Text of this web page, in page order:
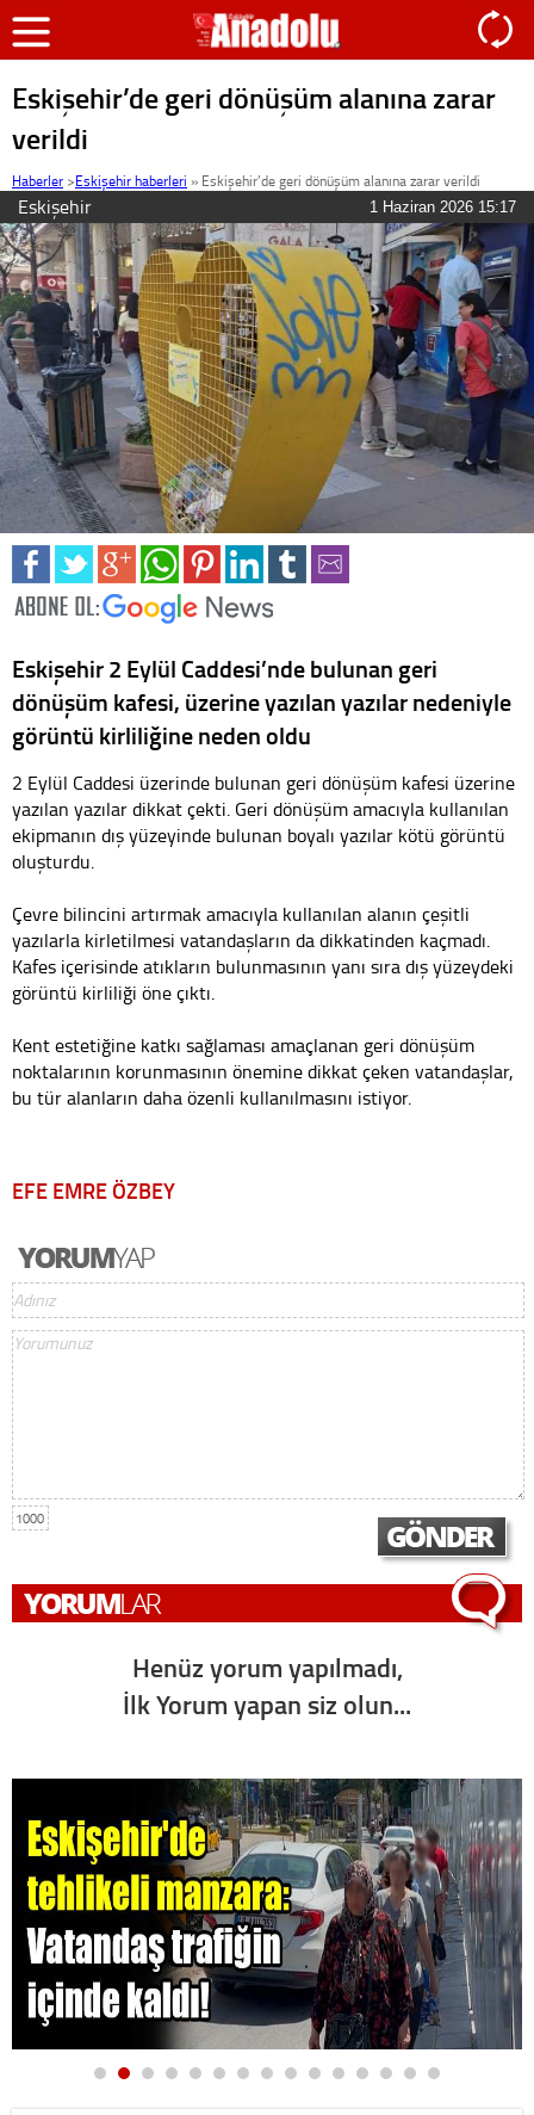
Eskişehir’de geri dönüşüm alanına zarar
verildi
Haberler >Eskişehir haberleri » Eskişehir’de geri dönüşüm alanına zarar verildi
Eskişehir 1 Haziran 2026 15:17
Eskişehir 2 Eylül Caddesi’nde bulunan geri
dönüşüm kafesi, üzerine yazılan yazılar nedeniyle
görüntü kirliliğine neden oldu
2 Eylül Caddesi üzerinde bulunan geri dönüşüm kafesi üzerine
yazılan yazılar dikkat çekti. Geri dönüşüm amacıyla kullanılan
ekipmanın dış yüzeyinde bulunan boyalı yazılar kötü görüntü
oluşturdu.
Çevre bilincini artırmak amacıyla kullanılan alanın çeşitli
yazılarla kirletilmesi vatandaşların da dikkatinden kaçmadı.
Kafes içerisinde atıkların bulunmasının yanı sıra dış yüzeydeki
görüntü kirliliği öne çıktı.
Kent estetiğine katkı sağlaması amaçlanan geri dönüşüm
noktalarının korunmasının önemine dikkat çeken vatandaşlar,
bu tür alanların daha özenli kullanılmasını istiyor.
EFE EMRE ÖZBEY
1000
Henüz yorum yapılmadı,
İlk Yorum yapan siz olun...